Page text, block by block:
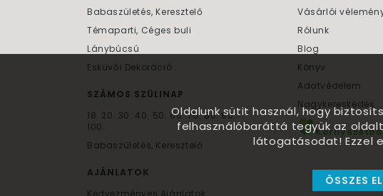
Babaszületés, Keresztelő
Témaparti, Céges buli
Lánybúcsú
Esküvői Dekoráció
SZÁMOS SZÜLINAP
18. 20. 30. 40. 50. 60.70.80.90.
100.
Babaszületés, Keresztelő
AJÁNLATOK
Kedvezményes Ajánlatok
Vásárlói
Rólunk
Blog
Könyv
Adatvédelem
Nagykereskedés
Oldalunk sütit használ, hogy
felhasználóbaráttá tegyük az
látogatásodat! Ezzel
ÖSSZES